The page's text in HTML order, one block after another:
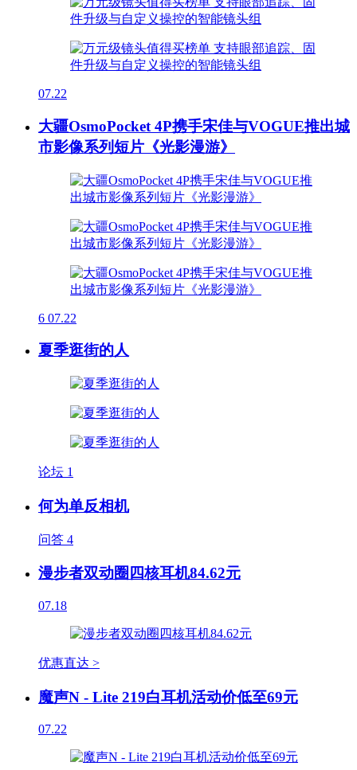
07.22
大疆OsmoPocket 4P携手宋佳与VOGUE推出城
市影像系列短片《光影漫游》
6 07.22
夏季逛街的人
论坛 1
何为单反相机
问答 4
漫步者双动圈四核耳机84.62元
07.18
优惠直达 >
魔声N - Lite 219白耳机活动价低至69元
07.22